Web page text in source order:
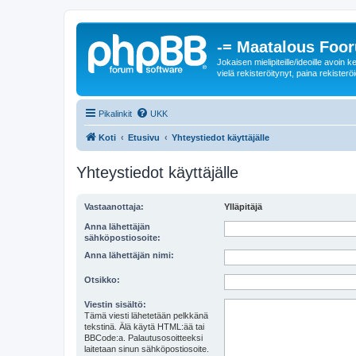
-= Maatalous
Jokaisen mielipiteille/ideoille avoin
vielä rekisteröitynyt, paina
Pikalinkit UKK
Koti Etusivu Yhteystiedot käyttäjälle
Yhteystiedot käyttäjälle
Vastaanottaja: Ylläpitäjä
Anna lähettäjän
sähköpostiosoite:
Anna lähettäjän nimi:
Otsikko:
Viestin sisältö:
Tämä viesti lähetetään pelkkänä
tekstinä. Älä käytä HTML:ää tai
BBCode:a. Palautusosoitteeksi
laitetaan sinun sähköpostiosoite.